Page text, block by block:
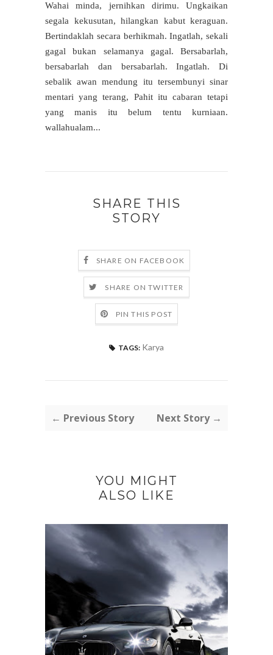
Wahai minda, jernihkan dirimu. Ungkaikan
segala kekusutan, hilangkan kabut keraguan.
Bertindaklah secara berhikmah. Ingatlah, sekali
gagal bukan selamanya gagal. Bersabarlah,
bersabarlah dan bersabarlah. Ingatlah. Di
sebalik awan mendung itu tersembunyi sinar
mentari yang terang, Pahit itu cabaran tetapi
yang manis itu belum tentu kurniaan.
wallahualam...
SHARE THIS
STORY
SHARE ON FACEBOOK
SHARE ON TWITTER
PIN THIS POST
TAGS: Karya
← Previous Story Next Story →
YOU MIGHT
ALSO LIKE